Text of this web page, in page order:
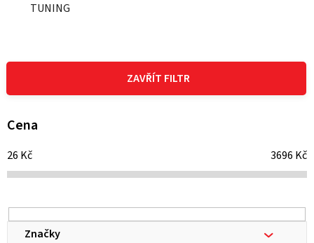
TUNING
ZAVŘÍT FILTR
Cena
26 Kč 3696 Kč
Značky
V
p
i
p
r
o
d